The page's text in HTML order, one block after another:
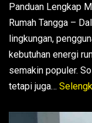
Panduan Lengkap
Rumah Tangga –
lingkungan,
kebutuhan energi
semakin populer.
tetapi juga…